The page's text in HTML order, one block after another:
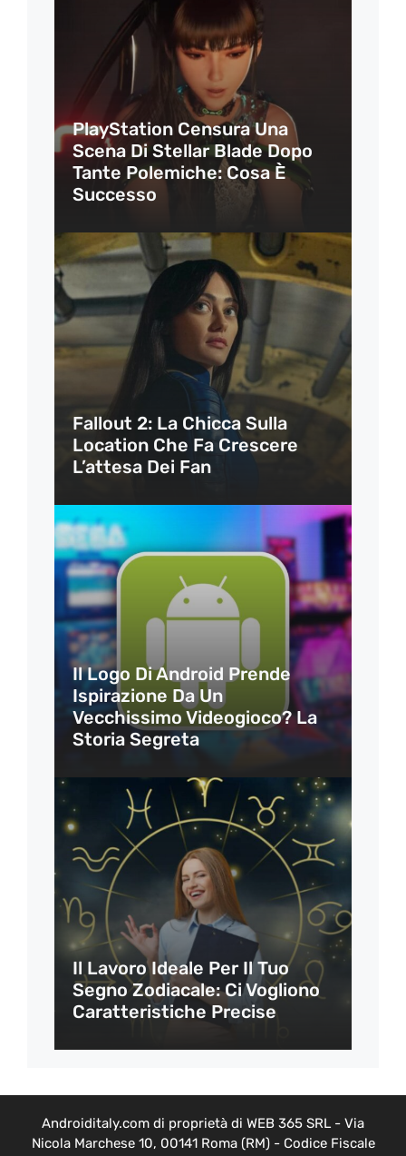
PlayStation Censura Una
Scena Di Stellar Blade Dopo
Tante Polemiche: Cosa È
Successo
Fallout 2: La Chicca Sulla
Location Che Fa Crescere
L’attesa Dei Fan
Il Logo Di Android Prende
Ispirazione Da Un
Vecchissimo Videogioco? La
Storia Segreta
Il Lavoro Ideale Per Il Tuo
Segno Zodiacale: Ci Vogliono
Caratteristiche Precise
Androiditaly.com di proprietà di WEB 365 SRL - Via
Nicola Marchese 10, 00141 Roma (RM) - Codice Fiscale